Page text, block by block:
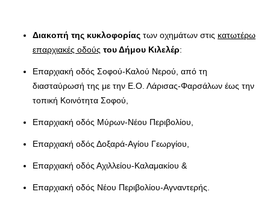
Διακοπή της κυκλοφορίας των οχημάτων στις κατωτέρω
επαρχιακές οδούς του Δήμου Κιλελέρ:
Επαρχιακή οδός Σοφού-Καλού Νερού, από τη
διασταύρωσή της με την Ε.Ο. Λάρισας-Φαρσάλων έως την
τοπική Κοινότητα Σοφού,
Επαρχιακή οδός Μύρων-Νέου Περιβολίου,
Επαρχιακή οδός Δοξαρά-Αγίου Γεωργίου,
Επαρχιακή οδός Αχιλλείου-Καλαμακίου &
Επαρχιακή οδός Νέου Περιβολίου-Αγναντερής.